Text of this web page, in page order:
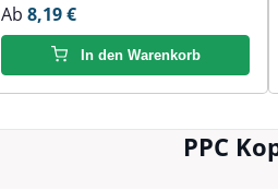
Ab 8,19 €
In den Warenkorb
PPC